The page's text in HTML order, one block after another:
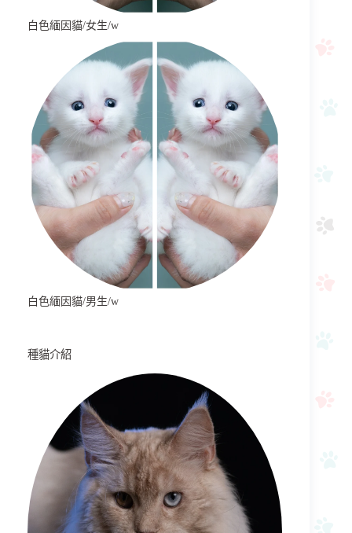
白色緬因貓/女生/w
白色緬因貓/男生/w
種貓介紹